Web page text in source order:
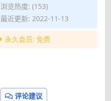
浏览热度: (153)
最近更新: 2022-11-13
永久会员: 免费
评论建议